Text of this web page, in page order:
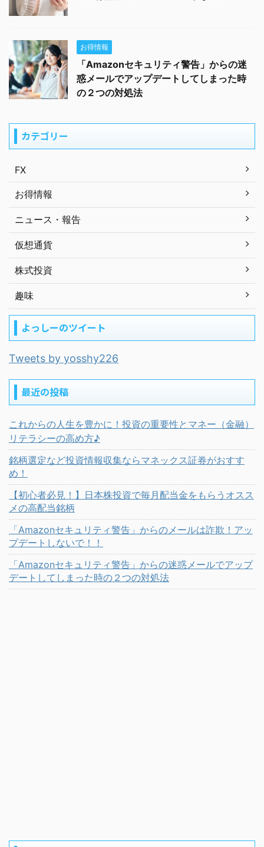
お得情報
「Amazonセキュリティ警告」からの迷
惑メールでアップデートしてしまった時
の２つの対処法
カテゴリー
FX
お得情報
ニュース・報告
仮想通貨
株式投資
趣味
よっしーのツイート
Tweets by yosshy226
最近の投稿
これからの人生を豊かに！投資の重要性とマネー（金融）
リテラシーの高め方♪
銘柄選定など投資情報収集ならマネックス証券がおすす
め！
【初心者必見！】日本株投資で毎月配当金をもらうオスス
メの高配当銘柄
「Amazonセキュリティ警告」からのメールは詐欺！アッ
プデートしないで！！
「Amazonセキュリティ警告」からの迷惑メールでアップ
デートしてしまった時の２つの対処法